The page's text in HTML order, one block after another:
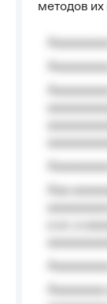
методов их